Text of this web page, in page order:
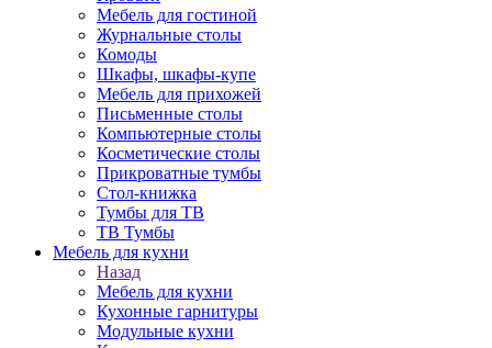
Мебель для гостиной
Журнальные столы
Комоды
Шкафы, шкафы-купе
Мебель для прихожей
Письменные столы
Компьютерные столы
Косметические столы
Прикроватные тумбы
Стол-книжка
Тумбы для ТВ
ТВ Тумбы
Мебель для кухни
Назад
Мебель для кухни
Кухонные гарнитуры
Модульные кухни